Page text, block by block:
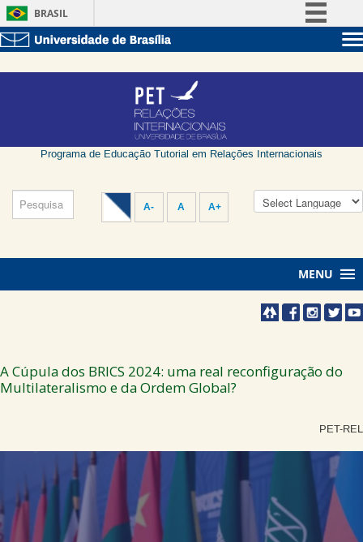
BRASIL
Servidor
Programa de Educação Tutorial em Relações Internacionais
A- A A+
MENU
A Cúpula dos BRICS 2024: uma real reconfiguração do
Multilateralismo e da Ordem Global?
PET-REL